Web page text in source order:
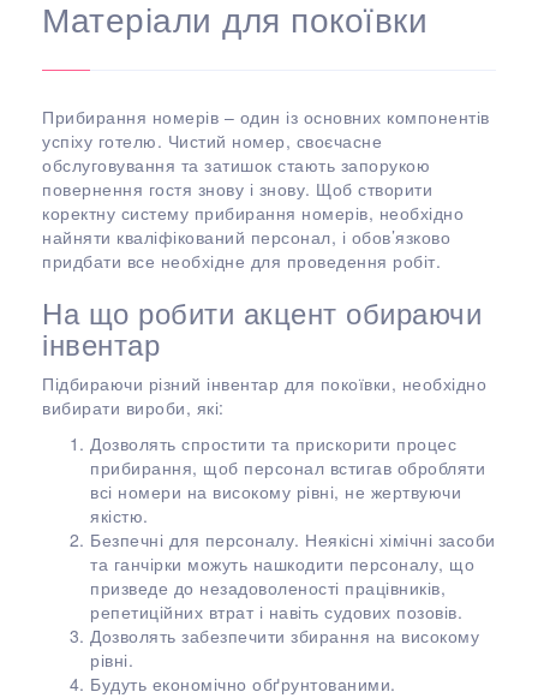
Матеріали для покоївки
Прибирання номерів – один із основних компонентів
успіху готелю. Чистий номер, своєчасне
обслуговування та затишок стають запорукою
повернення гостя знову і знову. Щоб створити
коректну систему прибирання номерів, необхідно
найняти кваліфікований персонал, і обов’язково
придбати все необхідне для проведення робіт.
На що робити акцент обираючи
інвентар
Підбираючи різний інвентар для покоївки, необхідно
вибирати вироби, які:
Дозволять спростити та прискорити процес
прибирання, щоб персонал встигав обробляти
всі номери на високому рівні, не жертвуючи
якістю.
Безпечні для персоналу. Неякісні хімічні засоби
та ганчірки можуть нашкодити персоналу, що
призведе до незадоволеності працівників,
репетиційних втрат і навіть судових позовів.
Дозволять забезпечити збирання на високому
рівні.
Будуть економічно обґрунтованими.